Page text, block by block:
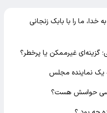
خدا، ما را با بابک زنجانی
گزینه‌ای غیرممکن یا پرخطر؟
یک نماینده مجلس